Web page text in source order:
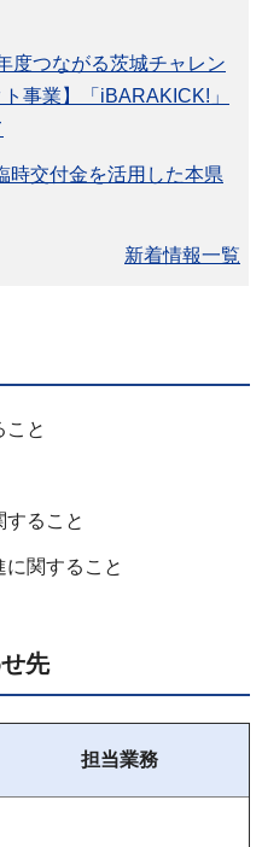
度つながる茨城チャレン
事業】「iBARAKICK!」
時交付金を活用した本県
新着情報一覧
こと
すること
関すること
先
担当業務